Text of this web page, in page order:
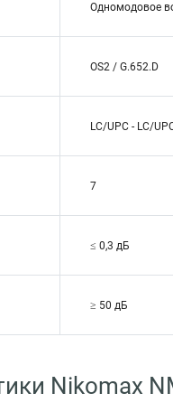
Одномодовое
OS2 / G.652.D
LC/UPC - LC/
7
≤ 0,3 дБ
≥ 50 дБ
Nikomax